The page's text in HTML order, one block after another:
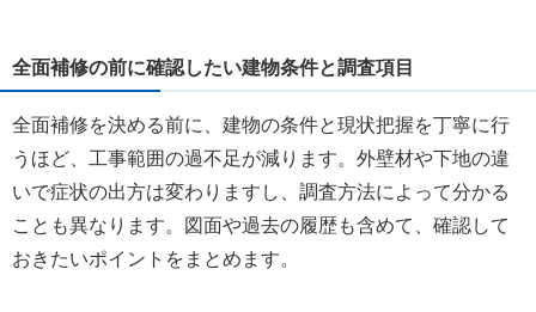
全面補修の前に確認したい建物条件と調査項目
全面補修を決める前に、建物の条件と現状把握を丁寧に行
うほど、工事範囲の過不足が減ります。外壁材や下地の違
いで症状の出方は変わりますし、調査方法によって分かる
ことも異なります。図面や過去の履歴も含めて、確認して
おきたいポイントをまとめます。